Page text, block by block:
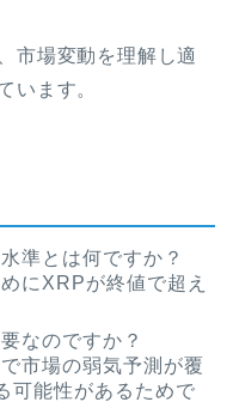
市場変動を理解し適
います。
準とは何ですか？
にXRPが終値で超え
なのですか？
市場の弱気予測が覆
可能性があるためで